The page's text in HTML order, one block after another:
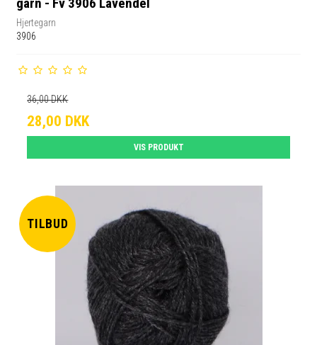
garn - Fv 3906 Lavendel
Hjertegarn
3906
36,00 DKK
28,00 DKK
VIS PRODUKT
TILBUD